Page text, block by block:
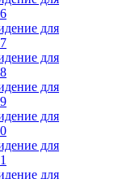
для
для
для
для
для
для